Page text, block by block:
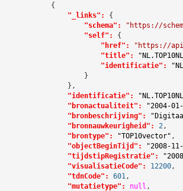
            {
"_links":
{
"schema":
"https://
"self":
{
"href":
"https://
"title":
"identificatie":
                    }
                },
"identificatie":
"bronactualiteit":
"2004-
"bronbeschrijving":
"bronnauwkeurigheid":
2 ,
"brontype":
"TOP10vector" ,
"objectBeginTijd":
"2008-
"tijdstipRegistratie":
"visualisatieCode":
12200,
"tdnCode":
601 ,
"mutatietype":
null ,